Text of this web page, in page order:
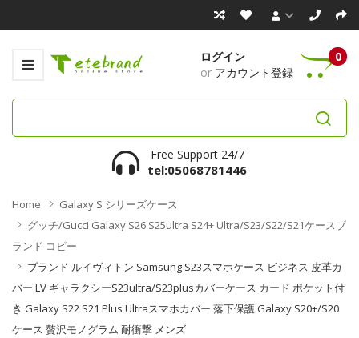
ログイン
or アカウント登録
0
Free Support 24/7
tel:05068781446
Home
Galaxy S シリーズケース
グッチ/gucci Galaxy S26 S25ultra S24+ Ultra/s23/s22/s21ケースブ
ランド コピー
ブランド ルイヴィトン Samsung S23スマホケース ビジネス 皮革カ
バー LV ギャラクシーs23ultra/s23plusカバーケース カード ポケット付
き Galaxy S22 S21 Plus Ultraスマホカバー 落下保護 Galaxy S20+/s20
ケース 贅沢モノグラム 耐衝撃 メンズ